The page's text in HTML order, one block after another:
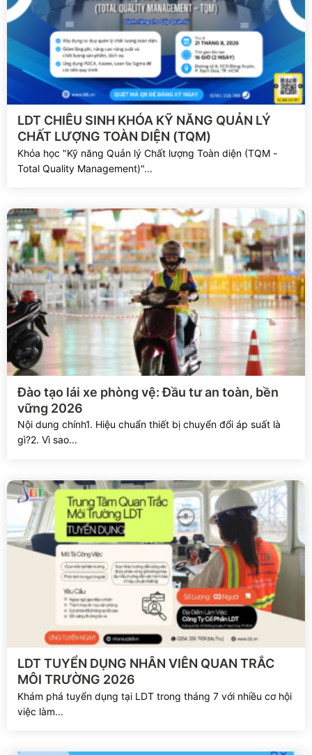
Xem chi tiết
LDT CHIÊU SINH KHÓA KỸ NĂNG QUẢN LÝ
CHẤT LƯỢNG TOÀN DIỆN (TQM)
Khóa học "Kỹ năng Quản lý Chất lượng Toàn diện (TQM -
Total Quality Management)"...
Xem chi tiết
Đào tạo lái xe phòng vệ: Đầu tư an toàn, bền
vững 2026
Nội dung chính1. Hiệu chuẩn thiết bị chuyển đổi áp suất là
gì?2. Vì sao...
Xem chi tiết
LDT TUYỂN DỤNG NHÂN VIÊN QUAN TRẮC
MÔI TRƯỜNG 2026
Khám phá tuyển dụng tại LDT trong tháng 7 với nhiều cơ hội
việc làm...